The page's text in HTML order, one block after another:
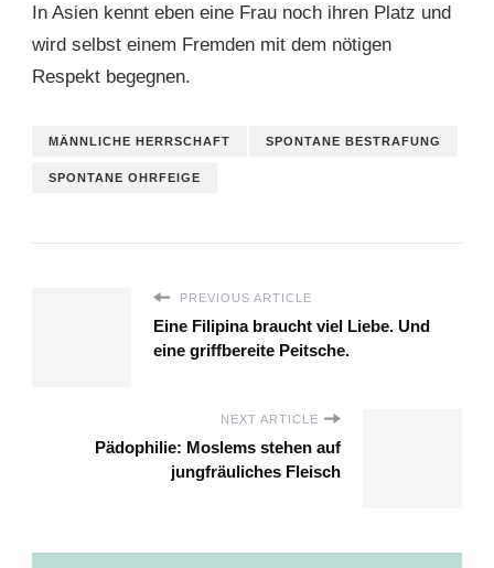
In Asien kennt eben eine Frau noch ihren Platz und
wird selbst einem Fremden mit dem nötigen
Respekt begegnen.
MÄNNLICHE HERRSCHAFT SPONTANE BESTRAFUNG
SPONTANE OHRFEIGE
PREVIOUS ARTICLE
Eine Filipina braucht viel Liebe. Und
eine griffbereite Peitsche.
NEXT ARTICLE
Pädophilie: Moslems stehen auf
jungfräuliches Fleisch